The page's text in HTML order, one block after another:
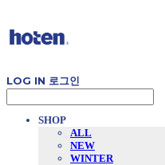
LOG IN 로그인
SHOP
ALL
NEW
WINTER